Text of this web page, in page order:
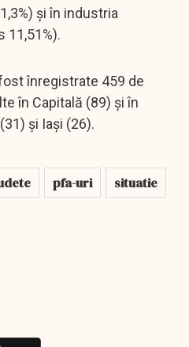
şi în industria
11,51%).
înregistrate 459 de
în Capitală (89) şi în
şi Iaşi (26).
pfa-uri
situatie